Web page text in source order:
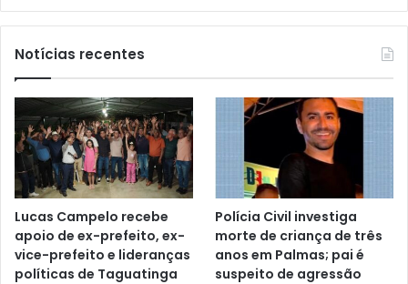
Notícias recentes
Lucas Campelo recebe
apoio de ex-prefeito, ex-
vice-prefeito e lideranças
políticas de Taguatinga
Polícia Civil investiga
morte de criança de três
anos em Palmas; pai é
suspeito de agressão